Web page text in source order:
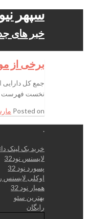
سپهر
خبر های
برخی‌ از
نخست فهرست را از آن خود کرد. ثروت وی
Posted on مارس
.
خرید بک لینک
لایسنس نود32
پسورد نود 32
اوکلی لایسنس
همیار نود 32
بهترین سئو
رایگان